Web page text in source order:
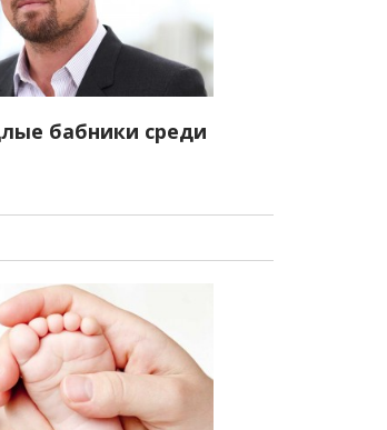
бабники среди